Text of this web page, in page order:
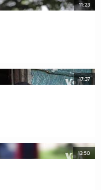
11:23
17:37
13:50